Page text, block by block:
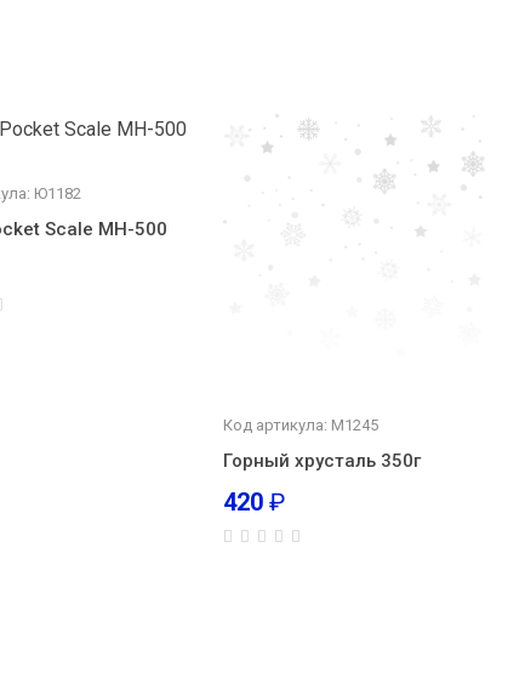
Ю1182
Scale MH-500
Код артикула: М1245
Горный хрусталь 350г
420 ₽